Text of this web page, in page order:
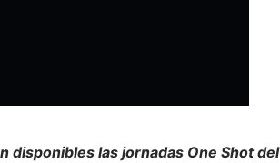
disponibles las jornadas One Shot del